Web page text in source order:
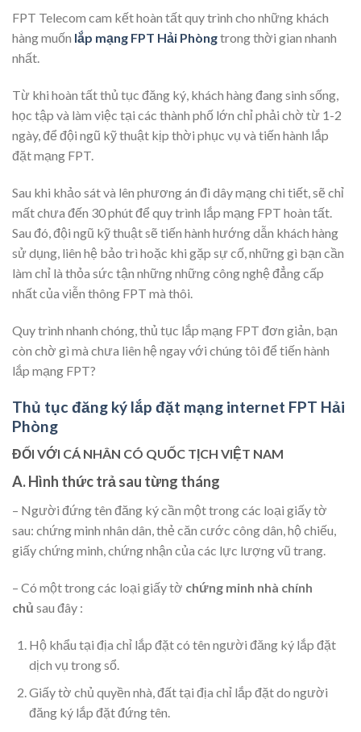
FPT Telecom cam kết hoàn tất quy trình cho những khách
hàng muốn lắp mạng FPT Hải Phòngtrong thời gian nhanh
nhất.
Từ khi hoàn tất thủ tục đăng ký, khách hàng đang sinh sống,
học tập và làm việc tại các thành phố lớn chỉ phải chờ từ 1-2
ngày, để đội ngũ kỹ thuật kịp thời phục vụ và tiến hành lắp
đặt mạng FPT.
Sau khi khảo sát và lên phương án đi dây mạng chi tiết, sẽ chỉ
mất chưa đến 30 phút để quy trình lắp mạng FPT hoàn tất.
Sau đó, đội ngũ kỹ thuật sẽ tiến hành hướng dẫn khách hàng
sử dụng, liên hệ bảo trì hoặc khi gặp sự cố, những gì bạn cần
làm chỉ là thỏa sức tận những những công nghệ đẳng cấp
nhất của viễn thông FPT mà thôi.
Quy trình nhanh chóng, thủ tục lắp mạng FPT đơn giản, bạn
còn chờ gì mà chưa liên hệ ngay với chúng tôi để tiến hành
lắp mạng FPT?
Thủ tục đăng ký lắp đặt mạng internet FPT Hải
Phòng
ĐỐI VỚI CÁ NHÂN CÓ QUỐC TỊCH VIỆT NAM
A. Hình thức trả sau từng tháng
– Người đứng tên đăng ký cần một trong các loại giấy tờ
sau: chứng minh nhân dân, thẻ căn cước công dân, hộ chiếu,
giấy chứng minh, chứng nhận của các lực lượng vũ trang.
– Có một trong các loại giấy tờ chứng minh nhà chính
chủ sau đây :
Hộ khẩu tại địa chỉ lắp đặt có tên người đăng ký lắp đặt
dịch vụ trong sổ.
Giấy tờ chủ quyền nhà, đất tại địa chỉ lắp đặt do người
đăng ký lắp đặt đứng tên.